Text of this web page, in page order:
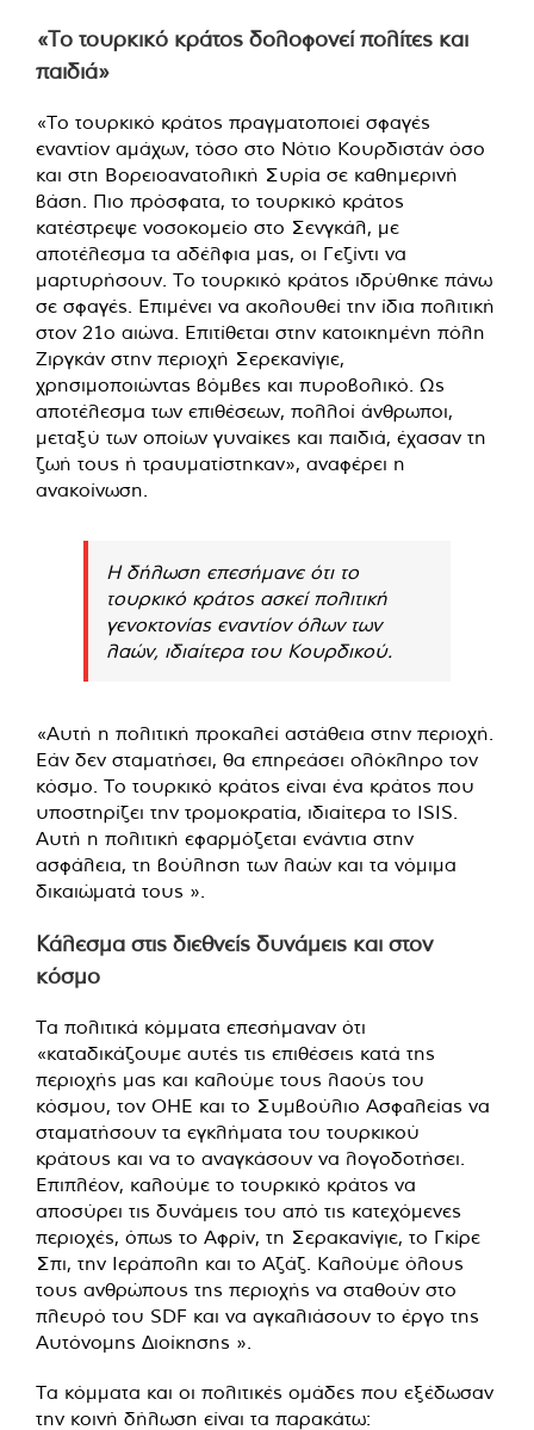
«Το τουρκικό κράτος δολοφονεί πολίτες και
παιδιά»
«Το τουρκικό κράτος πραγματοποιεί σφαγές
εναντίον αμάχων, τόσο στο Νότιο Κουρδιστάν όσο
και στη Βορειοανατολική Συρία σε καθημερινή
βάση. Πιο πρόσφατα, το τουρκικό κράτος
κατέστρεψε νοσοκομείο στο Σενγκάλ, με
αποτέλεσμα τα αδέλφια μας, οι Γεζίντι να
μαρτυρήσουν. Το τουρκικό κράτος ιδρύθηκε πάνω
σε σφαγές. Επιμένει να ακολουθεί την ίδια πολιτική
στον 21ο αιώνα. Επιτίθεται στην κατοικημένη πόλη
Ζιργκάν στην περιοχή Σερεκανίγιε,
χρησιμοποιώντας βόμβες και πυροβολικό. Ως
αποτέλεσμα των επιθέσεων, πολλοί άνθρωποι,
μεταξύ των οποίων γυναίκες και παιδιά, έχασαν τη
ζωή τους ή τραυματίστηκαν», αναφέρει η
ανακοίνωση.
Η δήλωση επεσήμανε ότι το
τουρκικό κράτος ασκεί πολιτική
γενοκτονίας εναντίον όλων των
λαών, ιδιαίτερα του Κουρδικού.
«Αυτή η πολιτική προκαλεί αστάθεια στην περιοχή.
Εάν δεν σταματήσει, θα επηρεάσει ολόκληρο τον
κόσμο. Το τουρκικό κράτος είναι ένα κράτος που
υποστηρίζει την τρομοκρατία, ιδιαίτερα το ISIS.
Αυτή η πολιτική εφαρμόζεται ενάντια στην
ασφάλεια, τη βούληση των λαών και τα νόμιμα
δικαιώματά τους ».
Κάλεσμα στις διεθνείς δυνάμεις και στον
κόσμο
Τα πολιτικά κόμματα επεσήμαναν ότι
«καταδικάζουμε αυτές τις επιθέσεις κατά της
περιοχής μας και καλούμε τους λαούς του
κόσμου, τον ΟΗΕ και το Συμβούλιο Ασφαλείας να
σταματήσουν τα εγκλήματα του τουρκικού
κράτους και να το αναγκάσουν να λογοδοτήσει.
Επιπλέον, καλούμε το τουρκικό κράτος να
αποσύρει τις δυνάμεις του από τις κατεχόμενες
περιοχές, όπως το Αφρίν, τη Σερακανίγιε, το Γκίρε
Σπι, την Ιεράπολη και το Αζάζ. Καλούμε όλους
τους ανθρώπους της περιοχής να σταθούν στο
πλευρό του SDF και να αγκαλιάσουν το έργο της
Αυτόνομης Διοίκησης ».
Τα κόμματα και οι πολιτικές ομάδες που εξέδωσαν
την κοινή δήλωση είναι τα παρακάτω: